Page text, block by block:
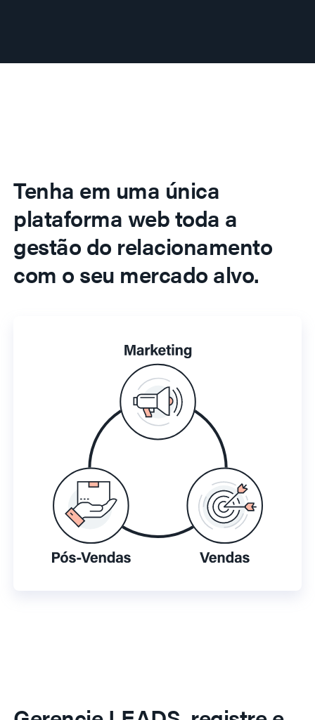
Tenha em uma única
plataforma web toda a
gestão do relacionamento
com o seu mercado alvo.